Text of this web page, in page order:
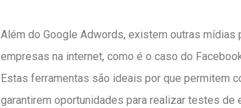
Além do Google Adwords, existem outras mídias
empresas na internet, como é o caso do
Estas ferramentas são ideais por que permitem
garantirem oportunidades para realizar testes